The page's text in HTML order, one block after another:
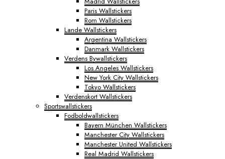
Paris Wallstickers
Rom Wallstickers
Lande Wallstickers
Argentina Wallstickers
Danmark Wallstickers
Verdens Bywallstickers
Los Angeles Wallstickers
New York City Wallstickers
Tokyo Wallstickers
Verdenskort Wallstickers
Sportswallstickers
Fodboldwallstickers
Bayern München Wallstickers
Manchester City Wallstickers
Manchester United Wallstickers
Real Madrid Wallstickers